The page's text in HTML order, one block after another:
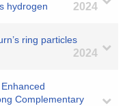
hydrogen
2024
ring particles
2024
Complementary